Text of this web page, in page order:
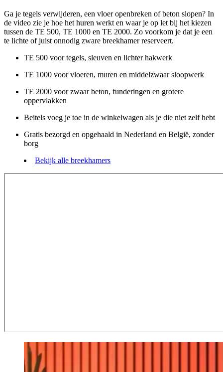
Ga je tegels verwijderen, een vloer openbreken of beton slopen? In
de video zie je hoe het huren werkt en waar je op let bij het kiezen
tussen de TE 500, TE 1000 en TE 2000. Zo voorkom je dat je een
te lichte of juist onnodig zware breekhamer reserveert.
TE 500 voor tegels, sleuven en lichter hakwerk
TE 1000 voor vloeren, muren en middelzwaar sloopwerk
TE 2000 voor zwaar beton, funderingen en grotere
oppervlakken
Beitels voeg je toe in de winkelwagen als je die niet zelf hebt
Gratis bezorgd en opgehaald in Nederland en België, zonder
borg
Bekijk alle breekhamers